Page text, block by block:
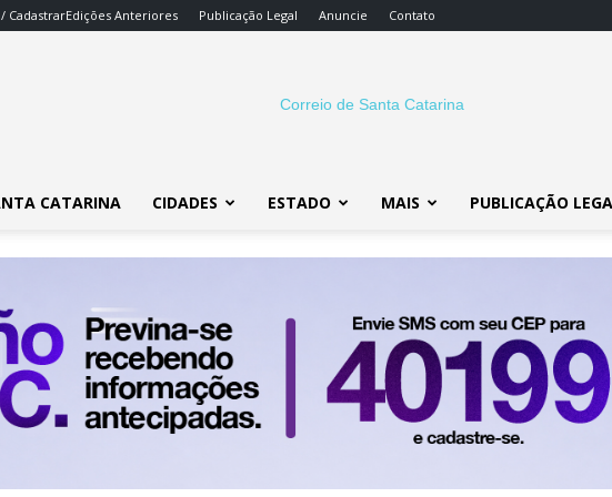
CadastrarEdições Anteriores Publicação Legal Anuncie Contato
SC
CATARINA CIDADES ESTADO MAIS PUBLICAÇÃO